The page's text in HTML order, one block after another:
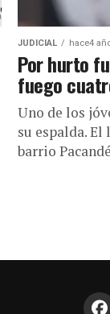
JUDICIAL hace4
Por hurto
fuego
Uno de los
su espalda.
barrio